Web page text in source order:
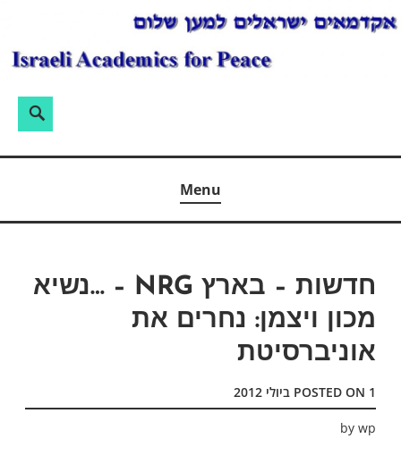
Skip
Search
Menu
חדשות – בארץ NRG – …נשיא
מכון ויצמן: נחרים את
אוניברסיטת
POSTED ON 1 ביולי 2012
by wp